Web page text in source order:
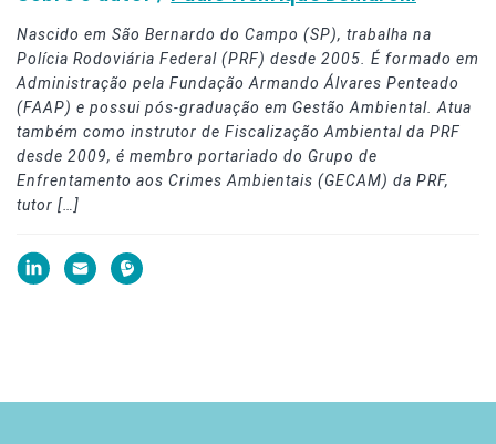
Nascido em São Bernardo do Campo (SP), trabalha na
Polícia Rodoviária Federal (PRF) desde 2005. É formado em
Administração pela Fundação Armando Álvares Penteado
(FAAP) e possui pós-graduação em Gestão Ambiental. Atua
também como instrutor de Fiscalização Ambiental da PRF
desde 2009, é membro portariado do Grupo de
Enfrentamento aos Crimes Ambientais (GECAM) da PRF,
tutor […]